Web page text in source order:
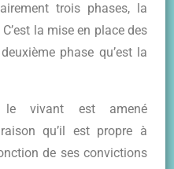
trois phases, la
la mise en place des
phase qu’est la
le vivant est amené
qu’il est propre à
de ses convictions